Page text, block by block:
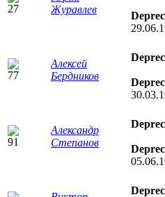
Журавлев
Алексей
Бердников
Александр
Степанов